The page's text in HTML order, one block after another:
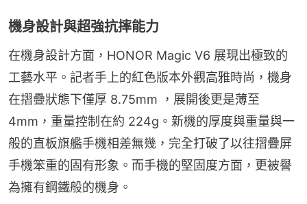
機身設計與超強抗摔能力
在機身設計方面，HONOR Magic V6 展現出極致的
工藝水平。記者手上的紅色版本外觀高雅時尚，機身
在摺疊狀態下僅厚 8.75mm ，展開後更是薄至
4mm，重量控制在約 224g。新機的厚度與重量與一
般的直板旗艦手機相差無幾，完全打破了以往摺疊屏
手機笨重的固有形象。而手機的堅固度方面，更被譽
為擁有鋼鐵般的機身。